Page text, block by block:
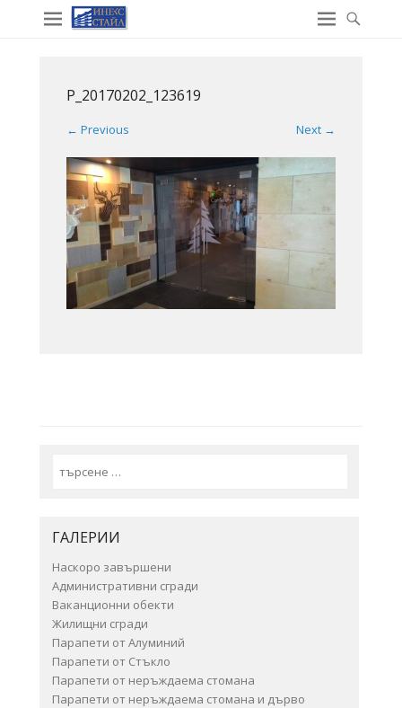
P_20170202_123619
← Previous Next →
ГАЛЕРИИ
Наскоро завършени
Административни сгради
Ваканционни обекти
Жилищни сгради
Парапети от Алуминий
Парапети от Стъкло
Парапети от неръждаема стомана
Парапети от неръждаема стомана и дърво